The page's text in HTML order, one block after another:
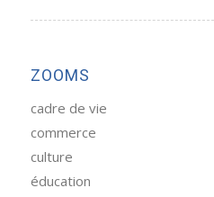
ZOOMS
cadre de vie
commerce
culture
éducation